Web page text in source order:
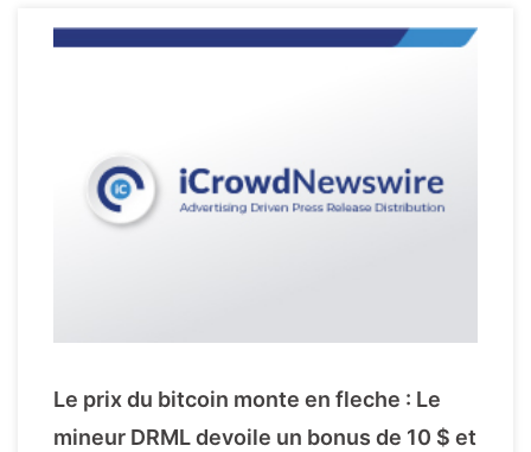
Le prix du bitcoin monte en fleche : Le
mineur DRML devoile un bonus de 10 $ et